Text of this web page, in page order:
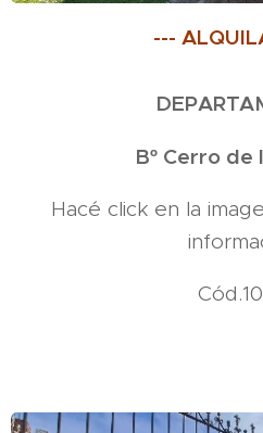
---
Bº Cerro de
Hacé click en la